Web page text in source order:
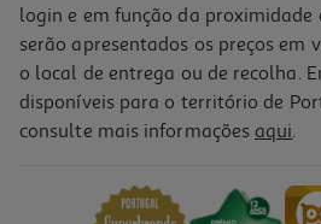
login e em função da proximidade
serão apresentados os preços em
o local de entrega ou de recolha.
disponíveis para o território de
consulte mais informações aqui.